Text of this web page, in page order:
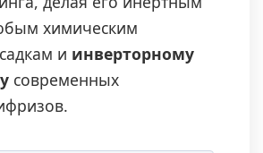
химическим
и инверторному
современных